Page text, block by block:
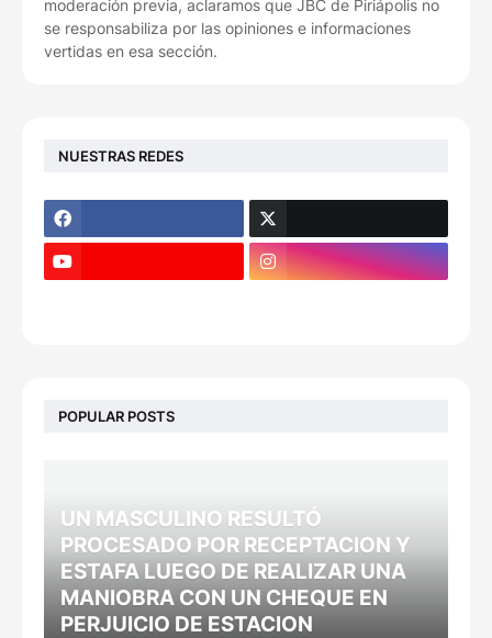
moderación previa, aclaramos que JBC de Piriápolis no
se responsabiliza por las opiniones e informaciones
vertidas en esa sección.
NUESTRAS REDES
POPULAR POSTS
UN MASCULINO RESULTÓ
PROCESADO POR RECEPTACION Y
ESTAFA LUEGO DE REALIZAR UNA
MANIOBRA CON UN CHEQUE EN
PERJUICIO DE ESTACION